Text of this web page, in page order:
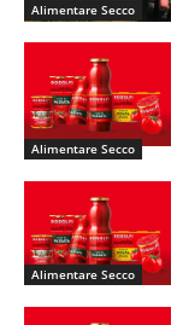
Alimentare Secco
Alimentare Secco
Alimentare Secco